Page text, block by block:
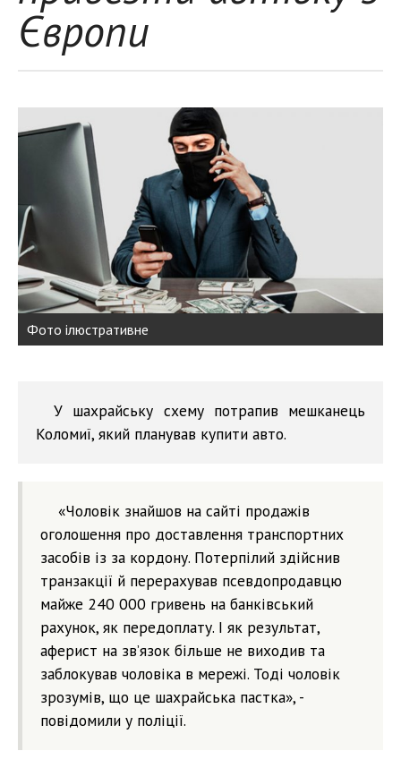
Європи
Фото ілюстративне
У шахрайську схему потрапив мешканець
Коломиї, який планував купити авто.
«Чоловік знайшов на сайті продажів
оголошення про доставлення транспортних
засобів із за кордону. Потерпілий здійснив
транзакції й перерахував псевдопродавцю
майже 240 000 гривень на банківський
рахунок, як передоплату. І як результат,
аферист на зв’язок більше не виходив та
заблокував чоловіка в мережі. Тоді чоловік
зрозумів, що це шахрайська пастка», -
повідомили у поліції.